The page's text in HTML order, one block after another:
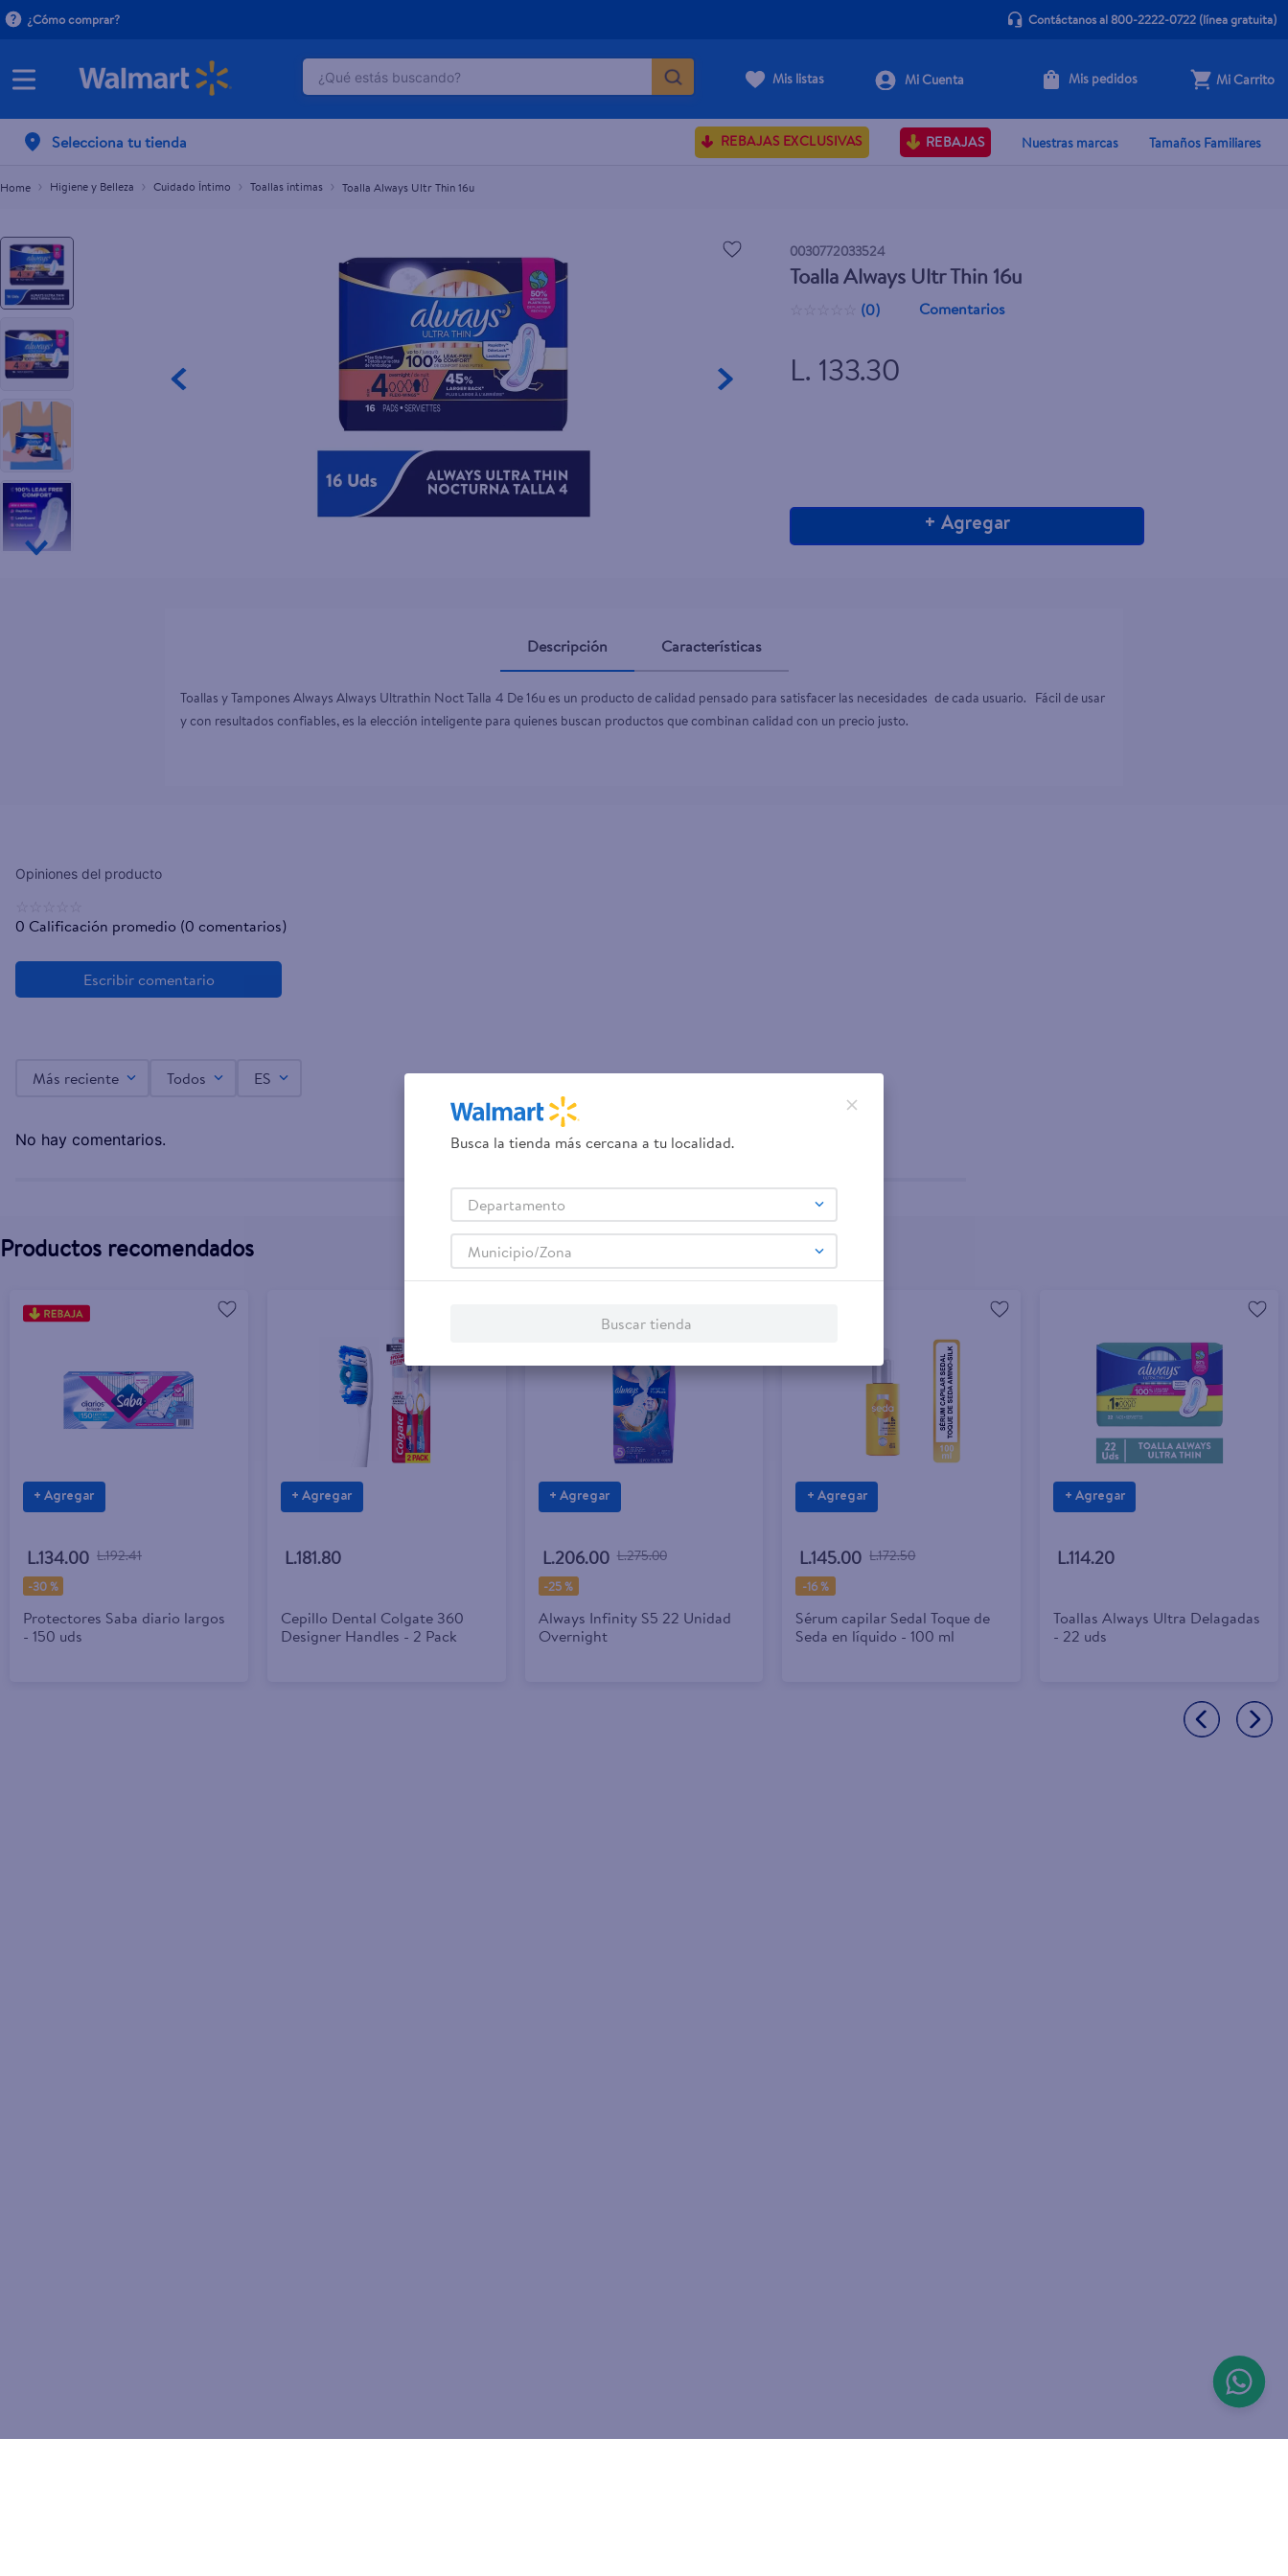
¿Cómo comprar? Contáctanos al 800-2222-0722(línea gratuita)
¿Qué estás buscando?
Mis listas Mis pedidos Mi Carrito
Selecciona tu tienda REBAJAS EXCLUSIVAS REBAJAS Nuestras marcas Tamaños Familiares
Higiene y Belleza Cuidado Íntimo Toallas íntimas Toalla Always Ultr Thin 16u
0030772033524
Toalla Always Ultr Thin 16u
(0) Comentarios
L. 133.30
+ Agregar
Toalla Always Ultr Thin 16u
L.133.30 + Agregar
Descripción Características
Toallas y Tampones Always Always Ultrathin Noct Talla 4 De 16u es un producto de calidad pensado para satisfacer las necesidades  de cada usuario.   Fácil de usar
y con resultados confiables, es la elección inteligente para quienes buscan productos que combinan calidad con un precio justo.
0 Calificación promedio (0 comentarios)
Más reciente Todos ES
No hay comentarios.
Productos recomendados
+ Agregar
L.134.00 L.192.41
-30 %
Protectores Saba diario largos
- 150 uds
+ Agregar
L.181.80
Cepillo Dental Colgate 360
Designer Handles - 2 Pack
+ Agregar
L.206.00 L.275.00
-25 %
Always Infinity S5 22 Unidad
Overnight
+ Agregar
L.145.00 L.172.50
-16 %
Sérum capilar Sedal Toque de
Seda en líquido - 100 ml
+ Agregar
L.114.20
Toallas Always Ultra Delagadas
- 22 uds
Busca la tienda más cercana a tu localidad.
Departamento
Municipio/Zona
Buscar tienda
TÉRMINOS MÁS BUSCADOS
2
herbal essences
5.
gillette venus
pañales
aceite
goodyear
10. pollo norteño